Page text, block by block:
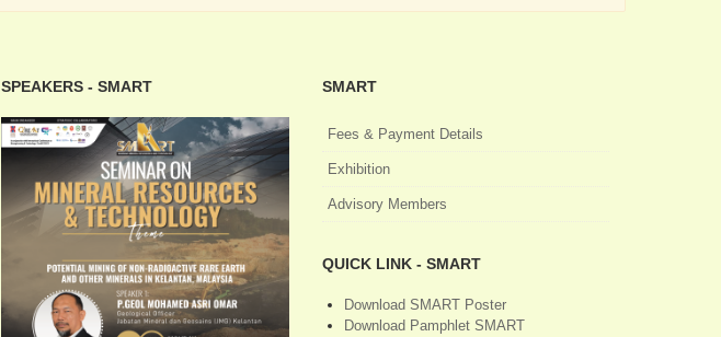
SPEAKERS - SMART SMART
Fees & Payment Details
Exhibition
Advisory Members
QUICK LINK - SMART
Download SMART Poster
Download Pamphlet SMART